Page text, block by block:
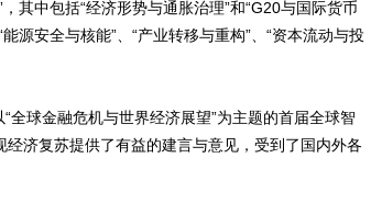
其中包括“经济形势与通胀治理”和“G20与国际货币
源安全与核能”、“产业转移与重构”、“资本流动与投
球金融危机与世界经济展望”为主题的首届全球智
济复苏提供了有益的建言与意见，受到了国内外各